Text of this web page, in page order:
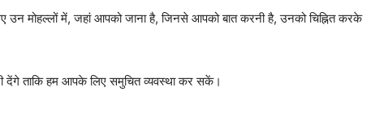
उन मोहल्लों में, जहां आपको जाना है, जिनसे आपको बात करनी है, उनको चिह्नित करके
ताकि हम आपके लिए समुचित व्यवस्था कर सकें।